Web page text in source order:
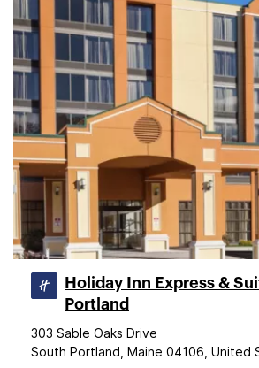
Holiday Inn Express &
Portland
303 Sable Oaks Drive
South Portland, Maine 04106, United